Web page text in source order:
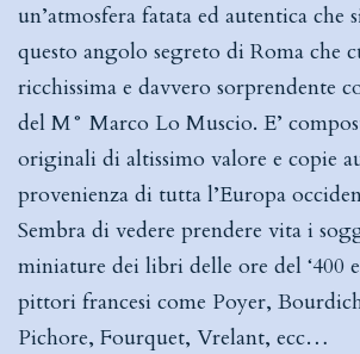
un’atmosfera fatata ed autentica che
questo angolo segreto di Roma che
ricchissima e davvero sorprendente
del M° Marco Lo Muscio. E’
originali di altissimo valore e copie
provenienza di tutta l’Europa
Sembra di vedere prendere vita i
miniature dei libri delle ore del ‘400
pittori francesi come Poyer,
Pichore, Fourquet, Vrelant, ecc…